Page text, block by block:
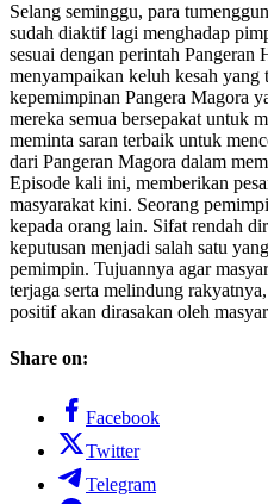
Selang seminggu, para
sudah diaktif lagi menghadap
sesuai dengan perintah Pangeran
menyampaikan keluh kesah
kepemimpinan Pangera Magora
mereka semua bersepakat untuk
meminta saran terbaik untuk
dari Pangeran Magora dalam
Episode kali ini, memberikan
masyarakat kini. Seorang
kepada orang lain. Sifat rendah
keputusan menjadi salah satu
pemimpin. Tujuannya agar
terjaga serta melindung
positif akan dirasakan oleh
Share on:
Facebook
Twitter
Telegram